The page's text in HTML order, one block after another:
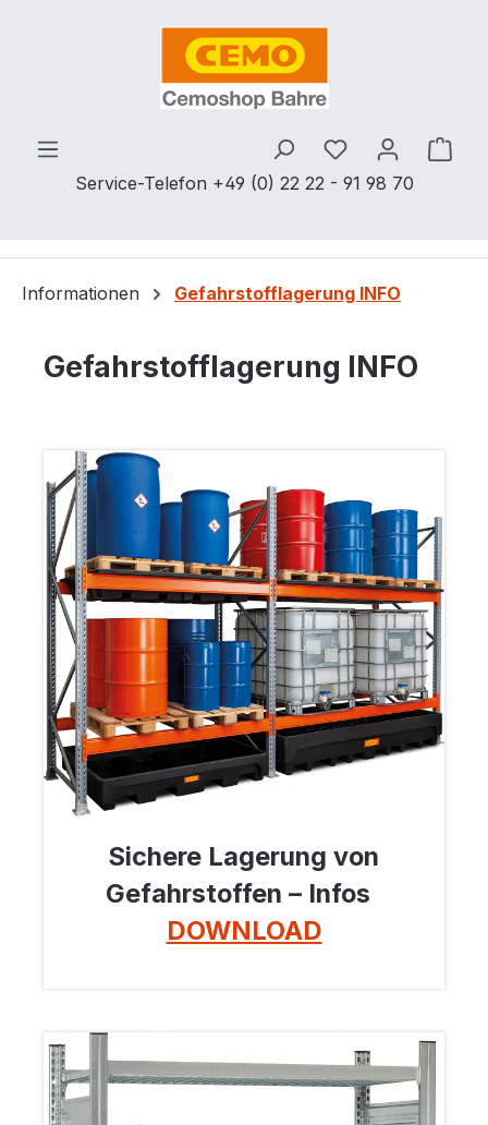
Zum Hauptinhalt springen
Service-Telefon +49 (0) 22 22 - 91 98 70
Du hast 0
Informationen Gefahrstofflagerung INFO
Gefahrstofflagerung INFO
Sichere Lagerung von
Gefahrstoffen – Infos
DOWNLOAD